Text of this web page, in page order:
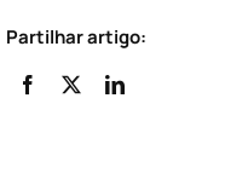
Partilhar artigo: